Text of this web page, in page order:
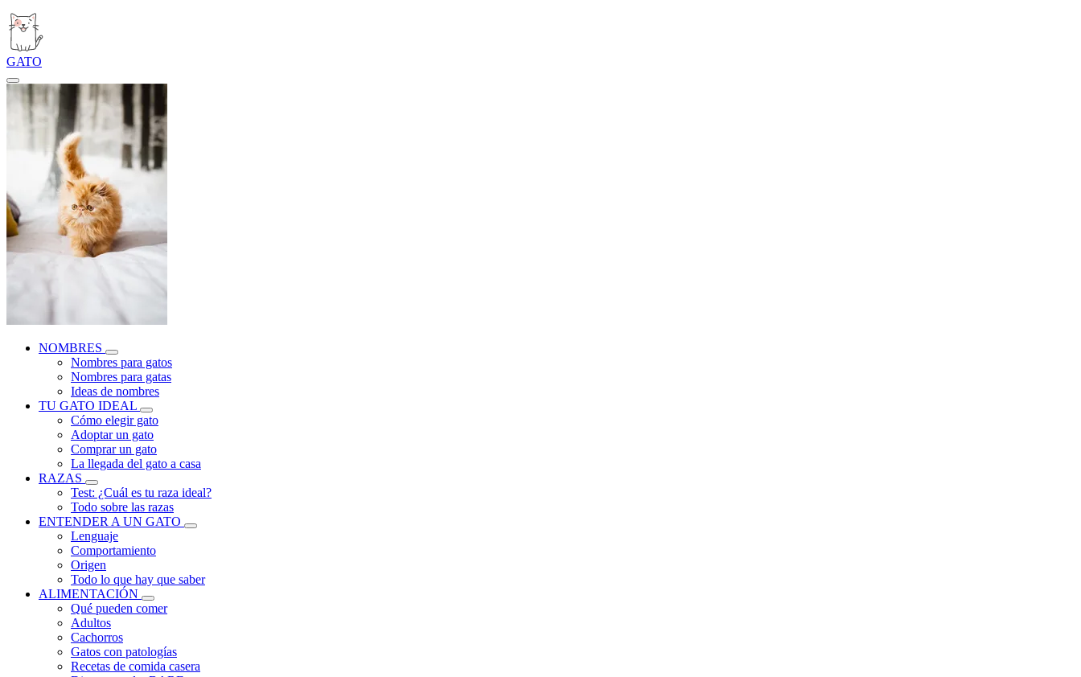
GATO
NOMBRES
Nombres para gatos
Nombres para gatas
Ideas de nombres
TU GATO IDEAL
Cómo elegir gato
Adoptar un gato
Comprar un gato
La llegada del gato a casa
RAZAS
Test: ¿Cuál es tu raza ideal?
Todo sobre las razas
ENTENDER A UN GATO
Lenguaje
Comportamiento
Origen
Todo lo que hay que saber
ALIMENTACIÓN
Qué pueden comer
Adultos
Cachorros
Gatos con patologías
Recetas de comida casera